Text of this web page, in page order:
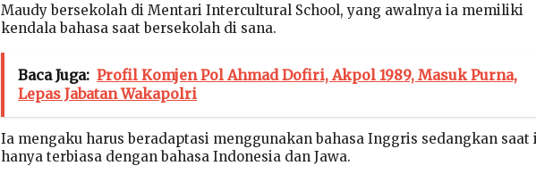
Maudy bersekolah di Mentari Intercultural School, yang awalnya ia memiliki
kendala bahasa saat bersekolah di sana.
Baca Juga: Profil Komjen Pol Ahmad Dofiri, Akpol 1989, Masuk Purna,
Lepas Jabatan Wakapolri
Ia mengaku harus beradaptasi menggunakan bahasa Inggris sedangkan saat
hanya terbiasa dengan bahasa Indonesia dan Jawa.